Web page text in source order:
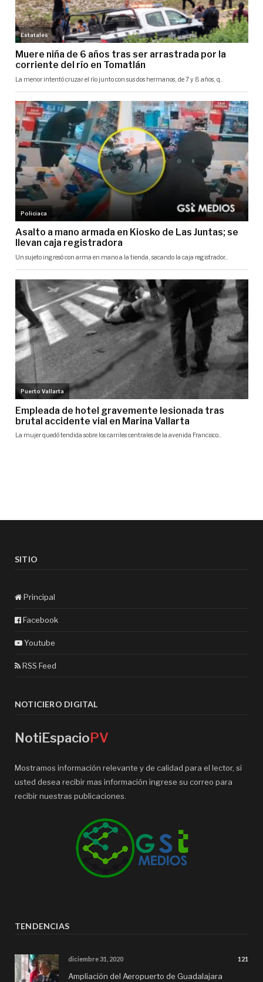
SITIO
Principal
Facebook
Youtube
RSS Feed
NOTICIERO DIGITAL
NotiEspacioPV
Mostramos información relevante y de calidad para el lector, si
usted desea recibir mas información ingrese su correo para
recibir nuestras publicaciones.
TENDENCIAS
diciembre 31, 2020 121
Ampliación del Aeropuerto de Guadalajara